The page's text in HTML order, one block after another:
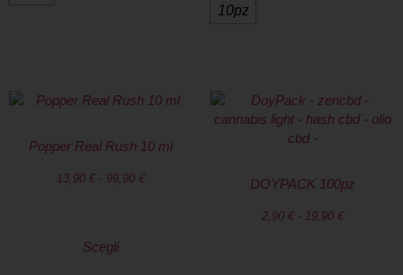
10pz
Popper Real Rush 10 ml
13,90 € - 99,90 €
Scegli
DOYPACK 100pz
2,90 € - 19,90 €